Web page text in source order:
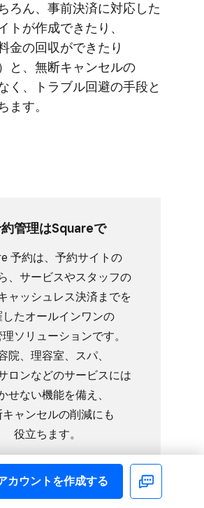
ろん、​​事前決済に​​対応した​​
トが​​作成できたり、​​
金の​​回収が​​できたり​
と、​​無断キャンセルの​​
く、​​トラブル回避の​​手段と​​
ます。
管理は​Squareで
予約は、​予約サイトの​
、​サービスや​スタッフの​
ャッシュレス決済までを​
した​オールインワンの​
ソリューションです。​
院、​理容室、​スパ、​
ロンなどの​サービスには​
せない​機能を​備え、​
キャンセルの​削減にも​
役立ちます。
約機能の​詳細を​見る
カウントを​作成する